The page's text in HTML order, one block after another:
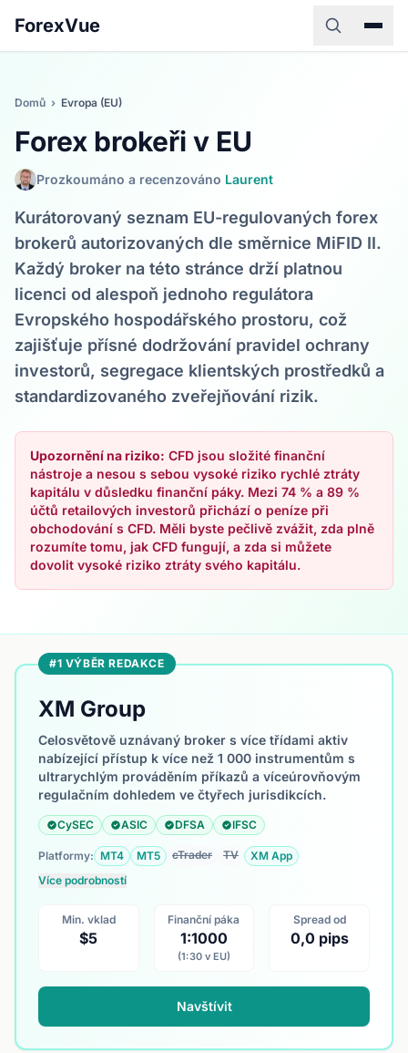
ForexVue
Domů › Evropa (EU)
Forex brokeři v EU
Prozkoumáno a recenzováno Laurent
Kurátorovaný seznam EU-regulovaných forex
brokerů autorizovaných dle směrnice MiFID II.
Každý broker na této stránce drží platnou
licenci od alespoň jednoho regulátora
Evropského hospodářského prostoru, což
zajišťuje přísné dodržování pravidel ochrany
investorů, segregace klientských prostředků a
standardizovaného zveřejňování rizik.
Upozornění na riziko: CFD jsou složité finanční
nástroje a nesou s sebou vysoké riziko rychlé ztráty
kapitálu v důsledku finanční páky. Mezi 74 % a 89 %
účtů retailových investorů přichází o peníze při
obchodování s CFD. Měli byste pečlivě zvážit, zda plně
rozumíte tomu, jak CFD fungují, a zda si můžete
dovolit vysoké riziko ztráty svého kapitálu.
#1 VÝBĚR REDAKCE
XM Group
Celosvětově uznávaný broker s více třídami aktiv
nabízející přístup k více než 1 000 instrumentům s
ultrarychlým prováděním příkazů a víceúrovňovým
regulačním dohledem ve čtyřech jurisdikcích.
CySEC ASIC DFSA IFSC
Platformy: MT4 MT5 cTrader TV
XM App
Více podrobností
Min. vklad
$5
Finanční páka
1:1000
(1:30 v EU)
Spread od
0,0 pips
Navštívit